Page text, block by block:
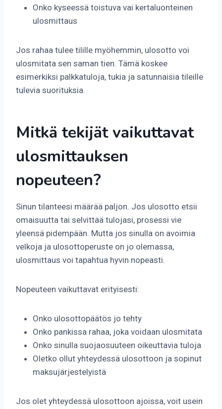
Onko kyseessä toistuva vai kertaluonteinen
ulosmittaus
Jos rahaa tulee tilille myöhemmin, ulosotto voi
ulosmitata sen saman tien. Tämä koskee
esimerkiksi palkkatuloja, tukia ja satunnaisia tileille
tulevia suorituksia.
Mitkä tekijät vaikuttavat
ulosmittauksen
nopeuteen?
Sinun tilanteesi määrää paljon. Jos ulosotto etsii
omaisuutta tai selvittää tulojasi, prosessi vie
yleensä pidempään. Mutta jos sinulla on avoimia
velkoja ja ulosottoperuste on jo olemassa,
ulosmittaus voi tapahtua hyvin nopeasti.
Nopeuteen vaikuttavat erityisesti:
Onko ulosottopäätös jo tehty
Onko pankissa rahaa, joka voidaan ulosmitata
Onko sinulla suojaosuuteen oikeuttavia tuloja
Oletko ollut yhteydessä ulosottoon ja sopinut
maksujärjestelyistä
Jos olet yhteydessä ulosottoon ajoissa, voit usein